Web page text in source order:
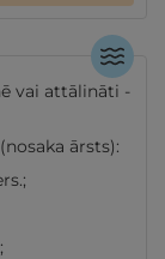
vai attālināti -
ārsts):